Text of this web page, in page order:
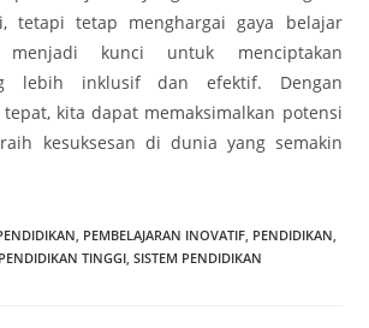
tetapi tetap menghargai gaya belajar
kunci untuk menciptakan
lebih inklusif dan efektif. Dengan
kita dapat memaksimalkan potensi
kesuksesan di dunia yang semakin
, PEMBELAJARAN INOVATIF, PENDIDIKAN,
PENDIDIKAN TINGGI, SISTEM PENDIDIKAN